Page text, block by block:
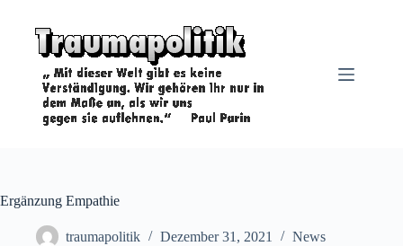
springen
Ergänzung Empathie
traumapolitik Dezember 31, 2021 News